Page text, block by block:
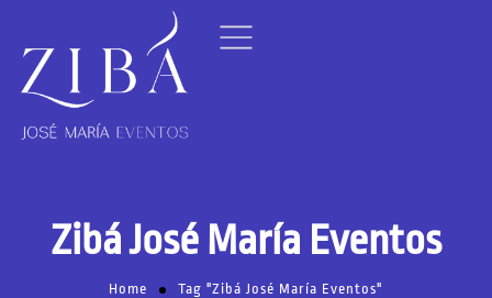
Zibá José María Eventos
Home Tag "Zibá José María Eventos"